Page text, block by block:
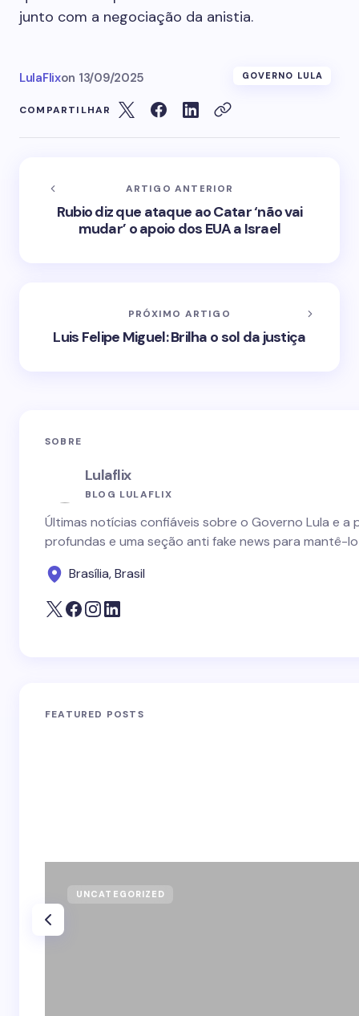
junto com a negociação da anistia.
LulaFlixon 13/09/2025 GOVERNO LULA
COMPARTILHAR
ARTIGO ANTERIOR
Rubio diz que ataque ao Catar ‘não vai
mudar’ o apoio dos EUA a Israel
PRÓXIMO ARTIGO
Luis Felipe Miguel: Brilha o sol da justiça
SOBRE
Lulaflix
BLOG LULAFLIX
Últimas notícias confiáveis sobre o Governo Lula e
profundas e uma seção anti fake news para mantê-
Brasília, Brasil
FEATURED POSTS
UNCATEGORIZED